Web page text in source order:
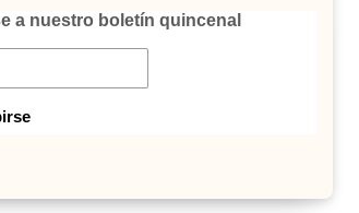
a nuestro boletín quincenal